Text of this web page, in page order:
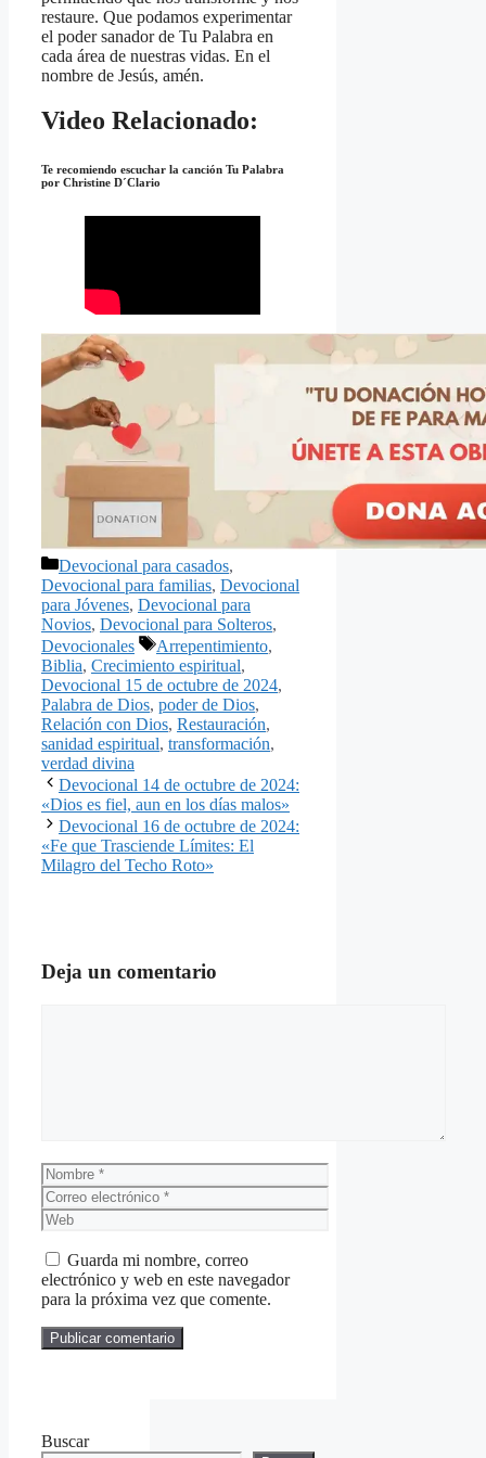
restaure. Que podamos experimentar
el poder sanador de Tu Palabra en
cada área de nuestras vidas. En el
nombre de Jesús, amén.
Video Relacionado:
Te recomiendo escuchar la canción Tu Palabra
por Christine D´Clario
Categorías
Devocional para casados,
Devocional para familias, Devocional
para Jóvenes, Devocional para
Novios, Devocional para Solteros,
Devocionales
Etiquetas
Arrepentimiento,
Biblia, Crecimiento espiritual,
Devocional 15 de octubre de 2024,
Palabra de Dios, poder de Dios,
Relación con Dios, Restauración,
sanidad espiritual, transformación,
verdad divina
Devocional 14 de octubre de 2024:
«Dios es fiel, aun en los días malos»
Devocional 16 de octubre de 2024:
«Fe que Trasciende Límites: El
Milagro del Techo Roto»
Deja un comentario
Nombre
Correo
electrónico
Web
Guarda mi nombre, correo
electrónico y web en este navegador
para la próxima vez que comente.
Buscar